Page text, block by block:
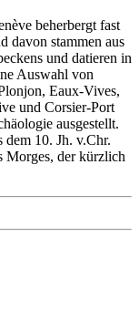
beherbergt fast
davon stammen aus
und datieren in
Auswahl von
Eaux-Vives,
und Corsier-Port
ausgestellt.
dem 10. Jh. v.Chr.
Morges, der kürzlich